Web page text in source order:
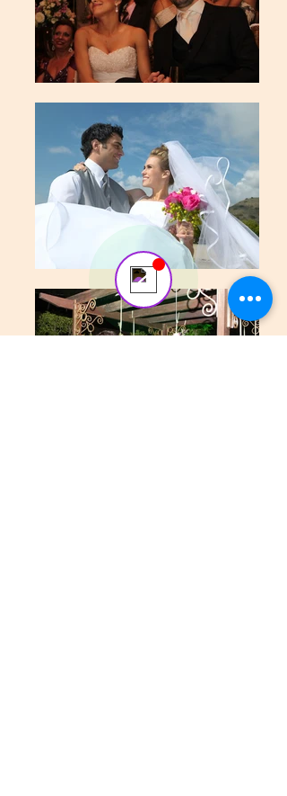
Send us a message
Online
💬 Start a conversation...